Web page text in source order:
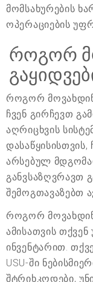
მომსახურების
ოპერაციების
როგორ
როგორ
ჩვენ გირჩევთ
აღრიცხვის
არსებულ
განვსაზღვრავთ
შემოგთავაზებთ
როგორ
ამისათვის
ინვენტარით.
USU-ში
შტრიხკოდები,